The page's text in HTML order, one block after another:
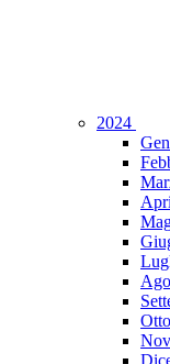
2024